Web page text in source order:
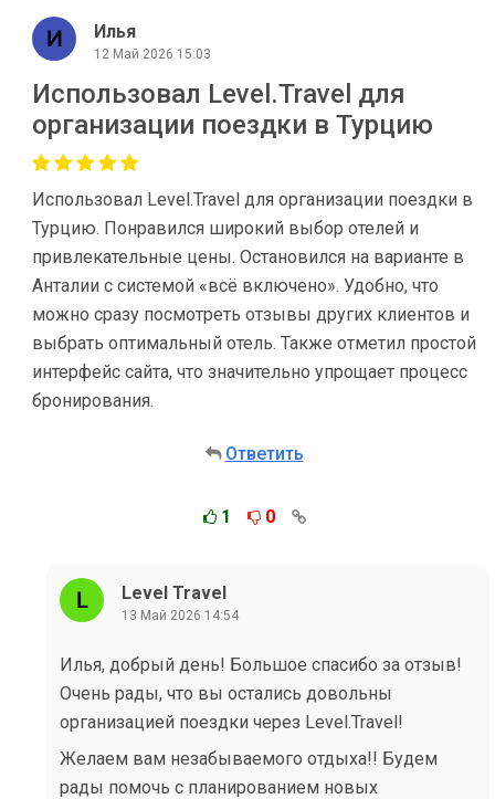
Илья
12 Май 2026 15:03
Использовал Level.Travel для
организации поездки в Турцию
Использовал Level.Travel для организации поездки в
Турцию. Понравился широкий выбор отелей и
привлекательные цены. Остановился на варианте в
Анталии с системой «всё включено». Удобно, что
можно сразу посмотреть отзывы других клиентов и
выбрать оптимальный отель. Также отметил простой
интерфейс сайта, что значительно упрощает процесс
бронирования.
Ответить
1 0
Level Travel
13 Май 2026 14:54
Илья, добрый день! Большое спасибо за отзыв!
Очень рады, что вы остались довольны
организацией поездки через Level.Travel!
Желаем вам незабываемого отдыха!! Будем
рады помочь с планированием новых